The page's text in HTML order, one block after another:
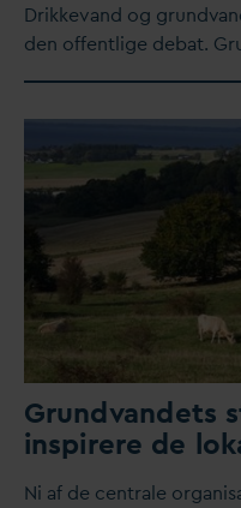
Drikkevand og grundv
den offentlige debat.
Grundvandets
inspirere de
​Ni af de centrale